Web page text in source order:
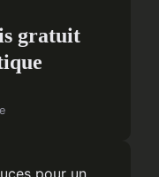
gratuit